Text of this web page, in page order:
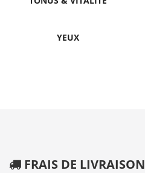
YEUX
FRAIS DE LIVRAISON